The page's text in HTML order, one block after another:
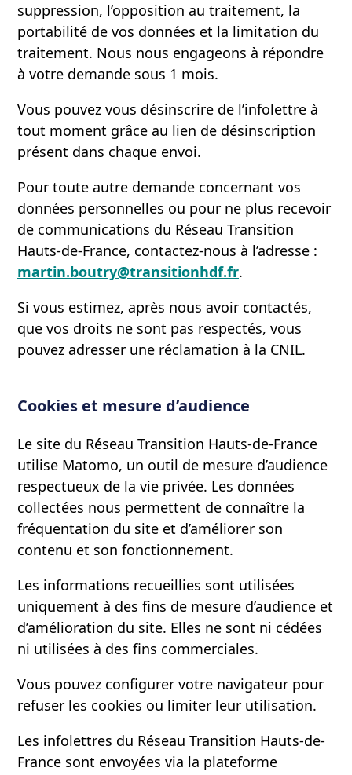
suppression, l’opposition au traitement, la
portabilité de vos données et la limitation du
traitement. Nous nous engageons à répondre
à votre demande sous 1 mois.
Vous pouvez vous désinscrire de l’infolettre à
tout moment grâce au lien de désinscription
présent dans chaque envoi.
Pour toute autre demande concernant vos
données personnelles ou pour ne plus recevoir
de communications du Réseau Transition
Hauts-de-France, contactez-nous à l’adresse :
martin.boutry@transitionhdf.fr.
Si vous estimez, après nous avoir contactés,
que vos droits ne sont pas respectés, vous
pouvez adresser une réclamation à la CNIL.
Cookies et mesure d’audience
Le site du Réseau Transition Hauts-de-France
utilise Matomo, un outil de mesure d’audience
respectueux de la vie privée. Les données
collectées nous permettent de connaître la
fréquentation du site et d’améliorer son
contenu et son fonctionnement.
Les informations recueillies sont utilisées
uniquement à des fins de mesure d’audience et
d’amélioration du site. Elles ne sont ni cédées
ni utilisées à des fins commerciales.
Vous pouvez configurer votre navigateur pour
refuser les cookies ou limiter leur utilisation.
Les infolettres du Réseau Transition Hauts-de-
France sont envoyées via la plateforme